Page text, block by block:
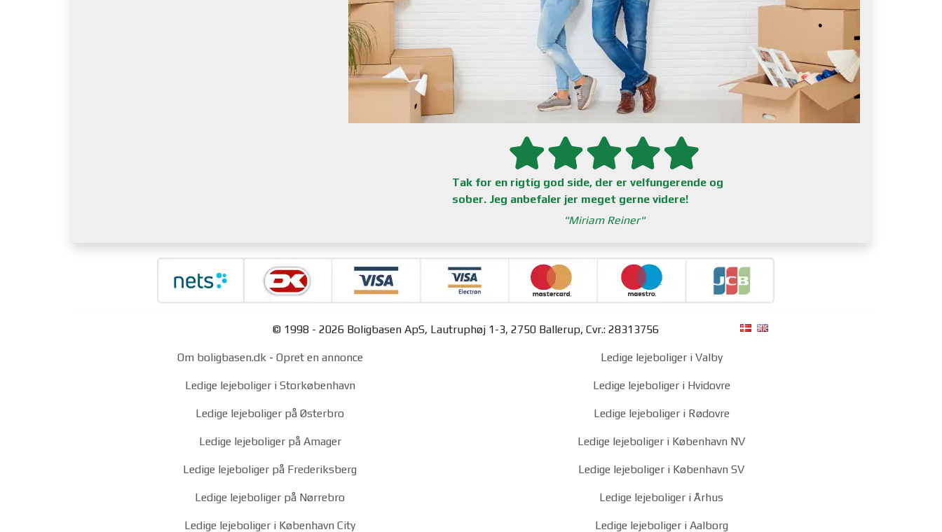
Tak for en rigtig god side, der er velfungerende og
sober. Jeg anbefaler jer meget gerne videre!
Miriam Reiner
© 1998 - 2026 Boligbasen ApS, Lautruphøj 1-3, 2750 Ballerup, Cvr.: 28313756
Om boligbasen.dk - Opret en annonce
Ledige lejeboliger i Storkøbenhavn
Ledige lejeboliger på Østerbro
Ledige lejeboliger på Amager
Ledige lejeboliger på Frederiksberg
Ledige lejeboliger på Nørrebro
Ledige lejeboliger i København City
Ledige lejeboliger i Valby
Ledige lejeboliger i Hvidovre
Ledige lejeboliger i Rødovre
Ledige lejeboliger i København NV
Ledige lejeboliger i København SV
Ledige lejeboliger i Århus
Ledige lejeboliger i Aalborg